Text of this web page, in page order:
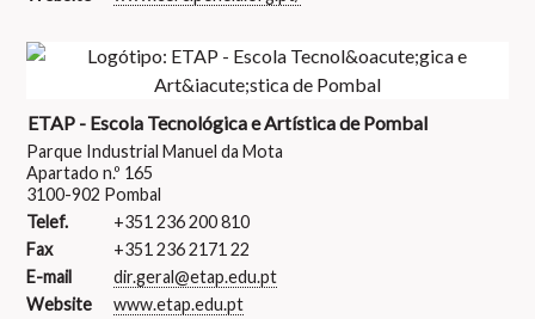
ETAP - Escola Tecnológica e Artística de Pombal
Parque Industrial Manuel da Mota
Apartado n.º 165
3100-902 Pombal
Telef.
+351 236 200 810
Fax
+351 236 2171 22
E-mail
dir.geral@etap.edu.pt
Website
www.etap.edu.pt